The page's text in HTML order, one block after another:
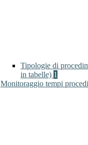
Tipologie di
in tabelle) 1
Monitoraggio tempi